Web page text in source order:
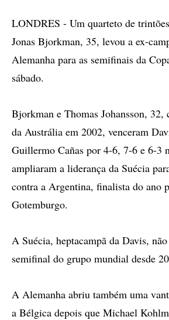
LONDRES - Um quarteto de
Jonas Bjorkman, 35, levou a ex-
Alemanha para as semifinais da
sábado.
Bjorkman e Thomas Johansson, 32,
da Austrália em 2002, venceram
Guillermo Cañas por 4-6, 7-6 e 6-3
ampliaram a liderança da Suécia
contra a Argentina, finalista do ano
Gotemburgo.
A Suécia, heptacampã da Davis,
semifinal do grupo mundial desde
A Alemanha abriu também uma
a Bélgica depois que Michael